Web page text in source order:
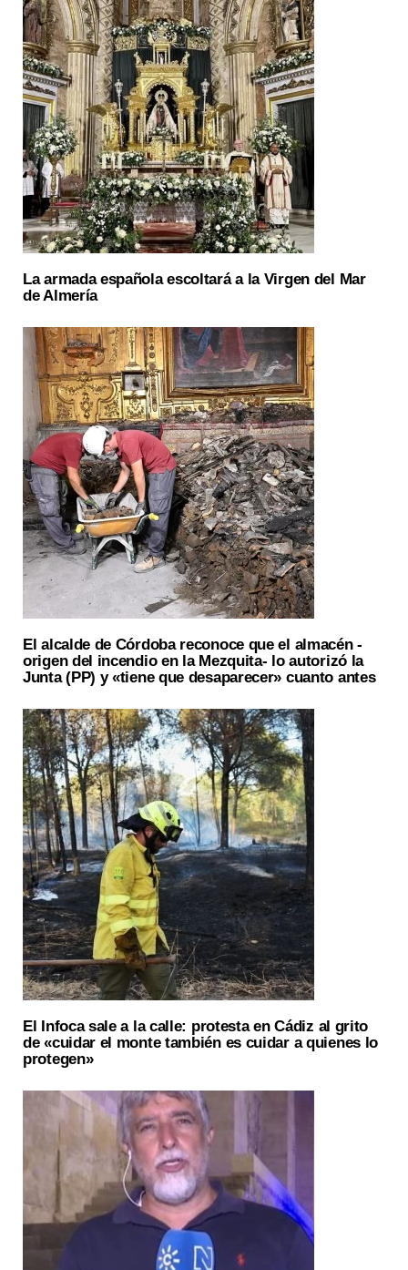
La armada española escoltará a la Virgen del Mar
de Almería
El alcalde de Córdoba reconoce que el almacén -
origen del incendio en la Mezquita- lo autorizó la
Junta (PP) y «tiene que desaparecer» cuanto antes
El Infoca sale a la calle: protesta en Cádiz al grito
de «cuidar el monte también es cuidar a quienes lo
protegen»